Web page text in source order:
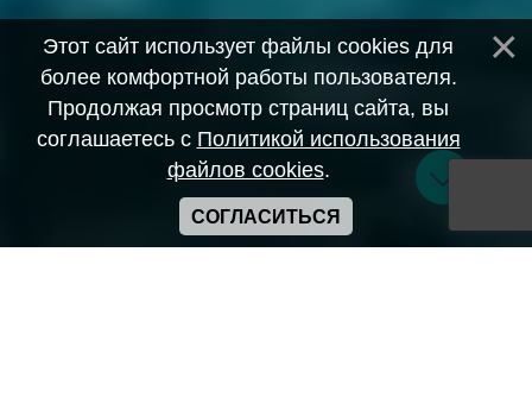
Этот сайт использует файлы cookies для
более комфортной работы пользователя.
Продолжая просмотр страниц сайта, вы
соглашаетесь с Политикой использования
файлов cookies.
СОГЛАСИТЬСЯ